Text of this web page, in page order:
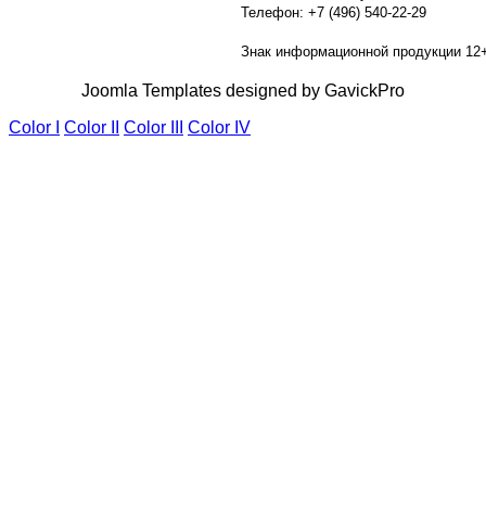
Телефон: +7 (496) 540-22-29
Знак информационной продукции
Joomla Templates designed by GavickPro
Color I
Color II Color III Color IV